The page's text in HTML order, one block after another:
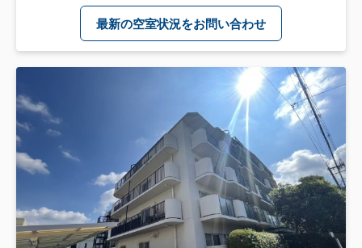
最新の空室状況をお問い合わせ